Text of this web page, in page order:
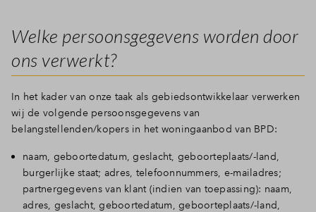
Welke persoonsgegevens worden door
ons verwerkt?
In het kader van onze taak als gebiedsontwikkelaar verwerken
wij de volgende persoonsgegevens van
belangstellenden/kopers in het woningaanbod van BPD:
naam, geboortedatum, geslacht, geboorteplaats/-land,
burgerlijke staat; adres, telefoonnummers, e-mailadres;
partnergegevens van klant (indien van toepassing): naam,
adres, geslacht, geboortedatum, geboorteplaats/-land,